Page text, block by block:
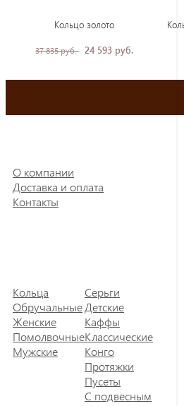
Кольцо золото
37 835 руб. 24 593 руб.
О компании
Доставка и оплата
Контакты
Кольца
Обручальные
Женские
Помолвочные
Мужские
Серьги
Детские
Каффы
Классические
Конго
Протяжки
Пусеты
С подвесным